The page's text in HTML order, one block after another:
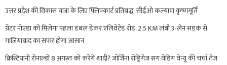
उत्तर प्रदेश की विकास यात्रा के लिए फ्लिपकार्ट प्रतिबद्ध: सीईओ कल्याण कृष्णमूर्ति
ग्रेटर नोएडा को मिलेगा पहला डबल डेकर एलिवेटेड रोड, 2.5 KM लंबी 3-लेन सड़क से
गाजियाबाद का सफर होगा आसान
क्रिस्टियानो रोनाल्डो 8 अगस्त को करेंगे शादी? जॉर्जिना रोड्रिगेज संग वेडिंग वेन्यू की चर्चा तेज